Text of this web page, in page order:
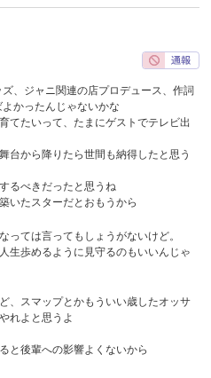
、ジャニ関連の店プロデュース、作詞
かったんじゃないかな
てたいって、たまにゲストでテレビ出
台から降りたら世間も納得したと思う
るべきだったと思うね
いたスターだとおもうから
っては言ってもしょうがないけど。
生歩めるように見守るのもいいんじゃ
、スマップとかもういい歳したオッサ
れよと思うよ
と後輩への影響よくないから